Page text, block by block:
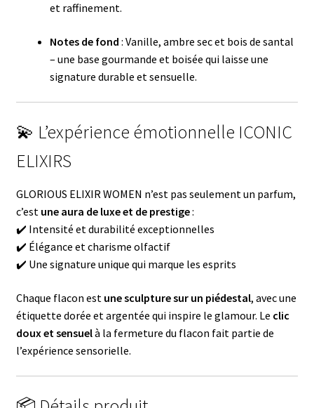
et raffinement.
Notes de fond : Vanille, ambre sec et bois de santal
– une base gourmande et boisée qui laisse une
signature durable et sensuelle.
💫 L’expérience émotionnelle ICONIC
ELIXIRS
GLORIOUS ELIXIR WOMEN n’est pas seulement un parfum,
c’est une aura de luxe et de prestige:
✔️ Intensité et durabilité exceptionnelles
✔️ Élégance et charisme olfactif
✔️ Une signature unique qui marque les esprits
Chaque flacon est une sculpture sur un piédestal, avec une
étiquette dorée et argentée qui inspire le glamour. Le clic
doux et sensuelà la fermeture du flacon fait partie de
l’expérience sensorielle.